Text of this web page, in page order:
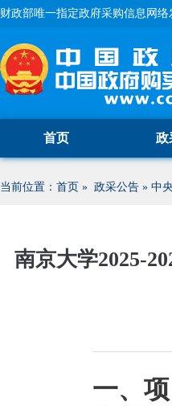
财政部唯一指定政府采购信息网
首页 政
当前位置： 首页 » 政采公告 » 中
南京大学2025-
一、